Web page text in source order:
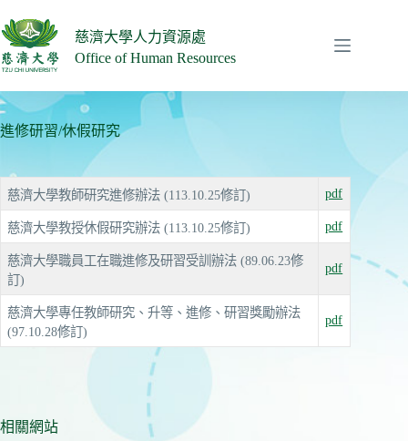
至
主
要
內
容
慈濟大學人力資源處
Office of Human Resources
進修研習/休假研究
慈濟大學教師研究進修辦法 (113.10.25修訂) pdf
慈濟大學教授休假研究辦法 (113.10.25修訂) pdf
慈濟大學職員工在職進修及研習受訓辦法 (89.06.23修
訂)
pdf
慈濟大學專任教師研究、升等、進修、研習獎勵辦法
(97.10.28修訂)
pdf
相關網站